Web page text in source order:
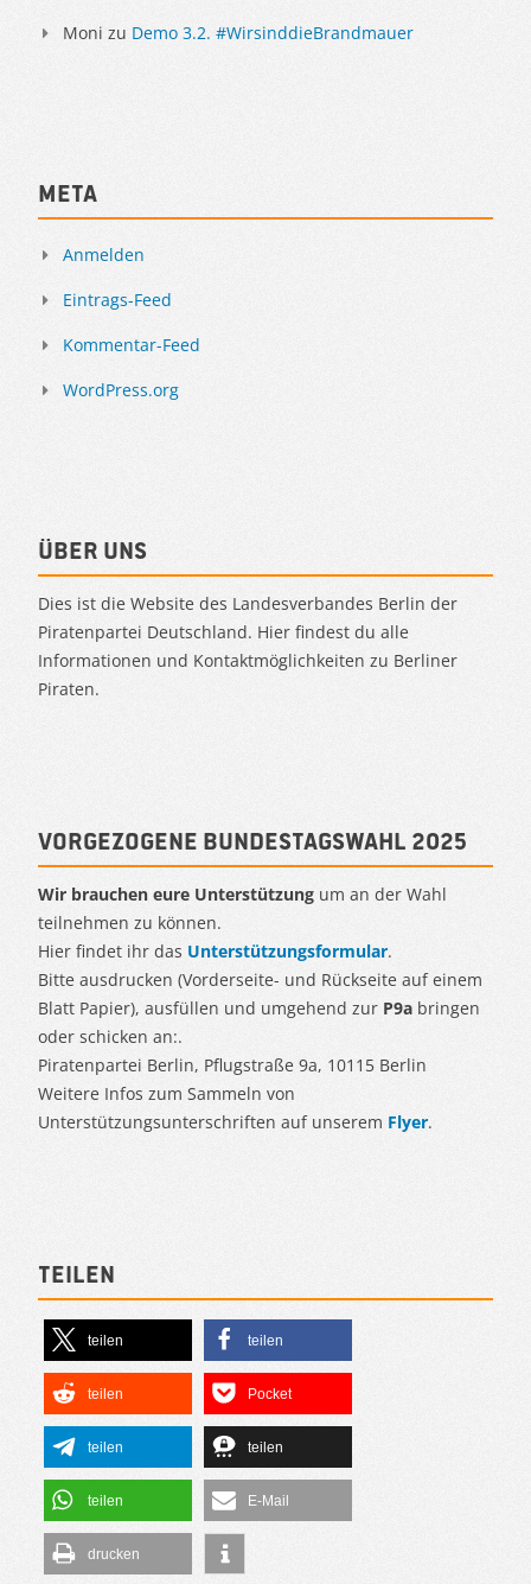
Moni zu Demo 3.2. #WirsinddieBrandmauer
Meta
Anmelden
Eintrags-Feed
Kommentar-Feed
WordPress.org
Über uns
Dies ist die Website des Landesverbandes Berlin der
Piratenpartei Deutschland. Hier findest du alle
Informationen und Kontaktmöglichkeiten zu Berliner
Piraten.
Vorgezogene Bundestagswahl 2025
Wir brauchen eure Unterstützung um an der Wahl
teilnehmen zu können.
Hier findet ihr das Unterstützungsformular.
Bitte ausdrucken (Vorderseite- und Rückseite auf einem
Blatt Papier), ausfüllen und umgehend zur P9a bringen
oder schicken an:.
Piratenpartei Berlin, Pflugstraße 9a, 10115 Berlin
Weitere Infos zum Sammeln von
Unterstützungsunterschriften auf unserem Flyer.
Teilen
teilen teilen
teilen Pocket
teilen teilen
teilen E-Mail
drucken